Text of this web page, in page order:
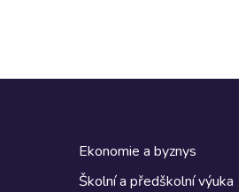
Ekonomie a byznys
Školní a předškolní výuka